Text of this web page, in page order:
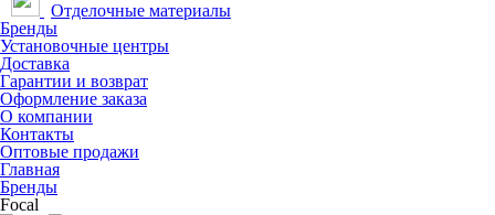
Отделочные материалы
Бренды
Установочные центры
Доставка
Гарантии и возврат
Оформление заказа
О компании
Контакты
Оптовые продажи
Главная
Бренды
Focal